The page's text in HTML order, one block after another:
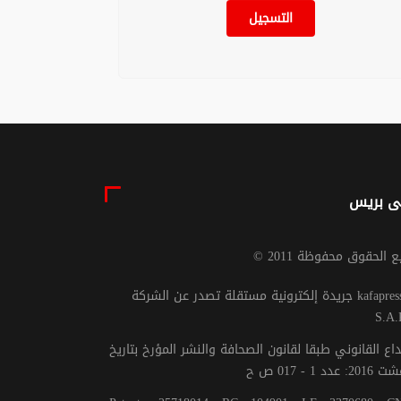
التسجيل
بريس
الحقوق محفوظة 2011
جريدة إلكترونية مستقلة تصدر عن الشركة kafapresse -
القانوني طبقا لقانون الصحافة والنشر المؤرخ بتاريخ